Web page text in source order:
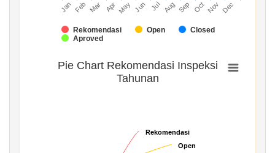
Rekomendasi Open
Closed
Aproved
Jan Feb Mar Apr May Jun Jul Aug Sep Oct Nov Dec
Pie Chart Rekomendasi Inspeksi
Tahunan
Rekomendasi
Rekomendasi
Open
Open